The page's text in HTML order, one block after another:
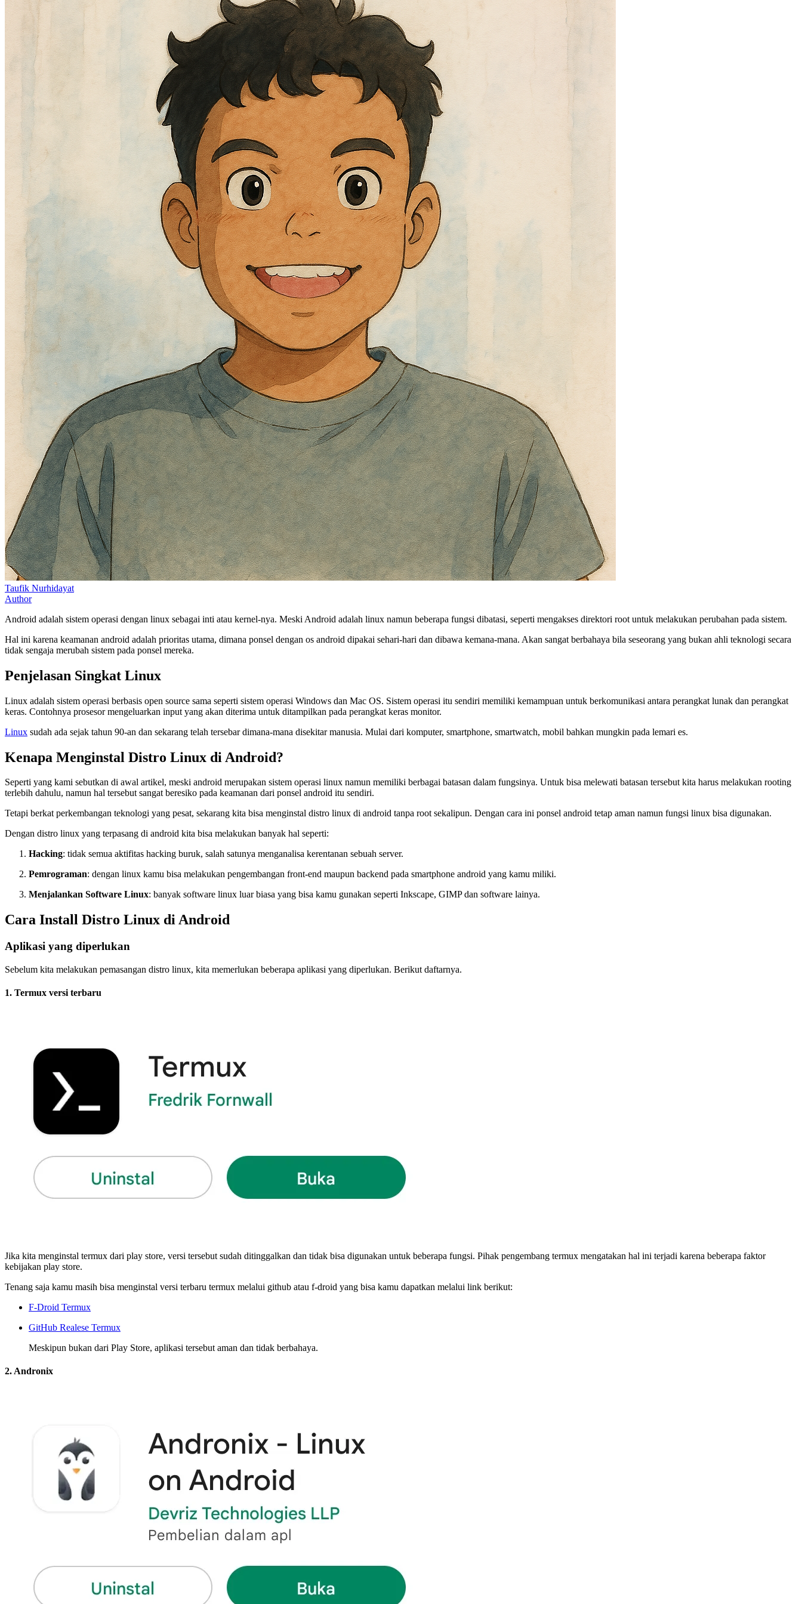
Taufik Nurhidayat
Author
Android adalah sistem operasi dengan linux sebagai inti atau kernel-nya. Meski Android adalah linux namun beberapa fungsi dibatasi, seperti mengakses direktori root untuk melakukan perubahan pada sistem.
Hal ini karena keamanan android adalah prioritas utama, dimana ponsel dengan os android dipakai sehari-hari dan dibawa kemana-mana. Akan sangat berbahaya bila seseorang yang bukan ahli teknologi secara
tidak sengaja merubah sistem pada ponsel mereka.
Penjelasan Singkat Linux
Linux adalah sistem operasi berbasis open source sama seperti sistem operasi Windows dan Mac OS. Sistem operasi itu sendiri memiliki kemampuan untuk berkomunikasi antara perangkat lunak dan perangkat
keras. Contohnya prosesor mengeluarkan input yang akan diterima untuk ditampilkan pada perangkat keras monitor.
Linux sudah ada sejak tahun 90-an dan sekarang telah tersebar dimana-mana disekitar manusia. Mulai dari komputer, smartphone, smartwatch, mobil bahkan mungkin pada lemari es.
Kenapa Menginstal Distro Linux di Android?
Seperti yang kami sebutkan di awal artikel, meski android merupakan sistem operasi linux namun memiliki berbagai batasan dalam fungsinya. Untuk bisa melewati batasan tersebut kita harus melakukan rooting
terlebih dahulu, namun hal tersebut sangat beresiko pada keamanan dari ponsel android itu sendiri.
Tetapi berkat perkembangan teknologi yang pesat, sekarang kita bisa menginstal distro linux di android tanpa root sekalipun. Dengan cara ini ponsel android tetap aman namun fungsi linux bisa digunakan.
Dengan distro linux yang terpasang di android kita bisa melakukan banyak hal seperti:
Hacking: tidak semua aktifitas hacking buruk, salah satunya menganalisa kerentanan sebuah server.
Pemrograman: dengan linux kamu bisa melakukan pengembangan front-end maupun backend pada smartphone android yang kamu miliki.
Menjalankan Software Linux: banyak software linux luar biasa yang bisa kamu gunakan seperti Inkscape, GIMP dan software lainya.
Cara Install Distro Linux di Android
Aplikasi yang diperlukan
Sebelum kita melakukan pemasangan distro linux, kita memerlukan beberapa aplikasi yang diperlukan. Berikut daftarnya.
1. Termux versi terbaru
Jika kita menginstal termux dari play store, versi tersebut sudah ditinggalkan dan tidak bisa digunakan untuk beberapa fungsi. Pihak pengembang termux mengatakan hal ini terjadi karena beberapa faktor
kebijakan play store.
Tenang saja kamu masih bisa menginstal versi terbaru termux melalui github atau f-droid yang bisa kamu dapatkan melalui link berikut:
F-Droid Termux
GitHub Realese Termux
Meskipun bukan dari Play Store, aplikasi tersebut aman dan tidak berbahaya.
2. Andronix